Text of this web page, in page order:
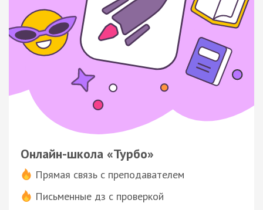
Онлайн-школа «Турбо»
Прямая связь с преподавателем
Письменные дз с проверкой